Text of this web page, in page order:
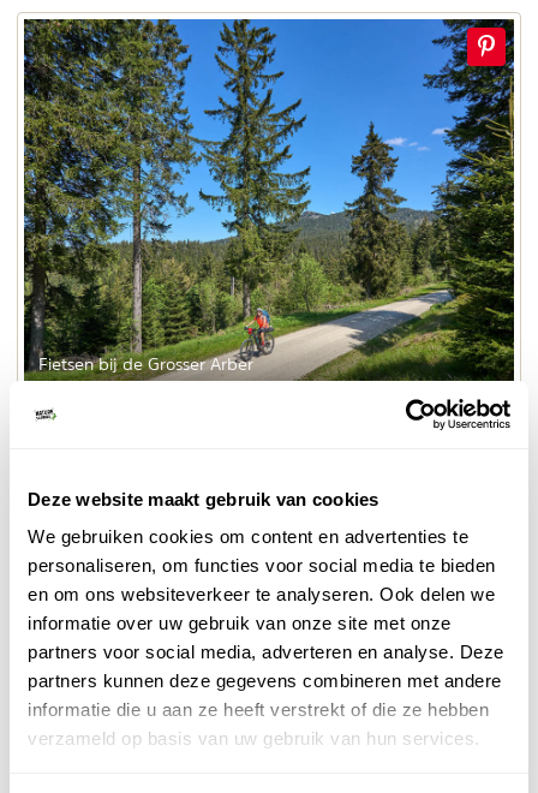
Deze website maakt gebruik van cookies
We gebruiken cookies om content en advertenties te
personaliseren, om functies voor social media te bieden
en om ons websiteverkeer te analyseren. Ook delen we
informatie over uw gebruik van onze site met onze
partners voor social media, adverteren en analyse. Deze
partners kunnen deze gegevens combineren met andere
informatie die u aan ze heeft verstrekt of die ze hebben
verzameld op basis van uw gebruik van hun services.
Fietsen bij de Grosser Arber
Rond de Großer Arber zijn er voor de avontuurlijke
momenteel zelfs een
bikepark
aangelegd, deze is naar
downhill of freeride? Hier kun je de uitdaging aangaan!
Een aantal meerdaagse fietstochtendoen ook het
Beierse Woud aan, zoals deDonauradweg, fietsroute
langs rivier de Regen en de Iron Curtain Trail langs het
voormalige IJzeren Gordijn.
3. Wintersport op de Grosser Arber